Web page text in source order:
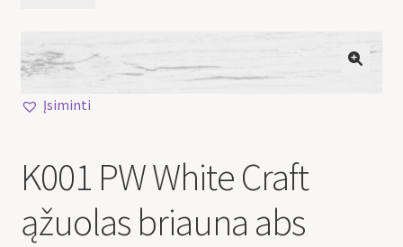
Įsiminti
K001 PW White Craft
ąžuolas briauna abs